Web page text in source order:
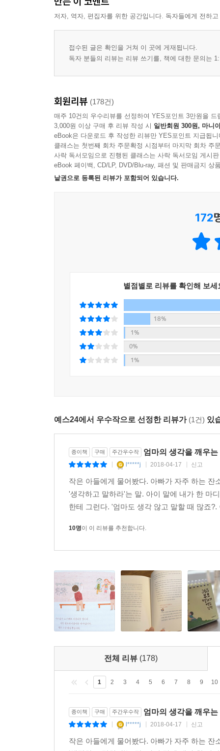
저자, 역자, 편집자를 위한 공간입니다. 독자들에게 전하
접수된 글은 확인을 거쳐 이 곳에 게재됩니다.
독자 분들의 리뷰는 리뷰 쓰기를, 책에 대한 문의는
회원리뷰 (178건)
매주 10건의 우수리뷰를 선정하여 YES포인트 3만원을 드
3,000원 이상 구매 후 리뷰 작성 시 일반회원 300원, 마니
eBook은 다운로드 후 작성한 리뷰만 YES포인트 지급됩니
클래스는 첫번째 회차 주문확정 시점부터 마지막 회차 주
사락 독서모임으로 진행된 클래스는 사락 독서모임 게시
eBook 페이백, CD/LP, DVD/Blu-ray, 패션 및 판매금지 상
낱권으로 등록된 리뷰가 포함되어 있습니다.
172
별점별로 리뷰를 확인해 보세
18%
1%
0%
1%
예스24에서 우수작으로 선정한 리뷰가 (1건) 있
종이책 구매 주간우수작 엄마의 생각을 깨우
l*****j 2018-04-17 신고
작은 아들에게 물어봤다. 아빠가 자주 하는
'생각하고 말하라'는 말. 아이 말에 내가 한 마
한테 그런다. '엄마도 생각 않고 말할 때 많죠
10명이 이 리뷰를 추천합니다.
전체 리뷰 (178)
1 2 3 4 5 6 7 8 9 10
종이책 구매 주간우수작 엄마의 생각을 깨우
l*****j 2018-04-17 신고
작은 아들에게 물어봤다. 아빠가 자주 하는